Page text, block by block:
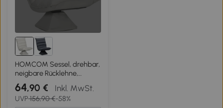
HOMCOM Sessel, drehbar,
neigbare Rücklehne,
Lederoptik, Stahlrahmen,
hellgrau, 62 x 70 x 95 cm
64,90 € Inkl. MwSt.
UVP156,90 €-58%